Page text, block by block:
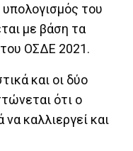
υπολογισμός του
με βάση τα
ΟΣΔΕ 2021.
και οι δύο
ότι ο
καλλιεργεί και